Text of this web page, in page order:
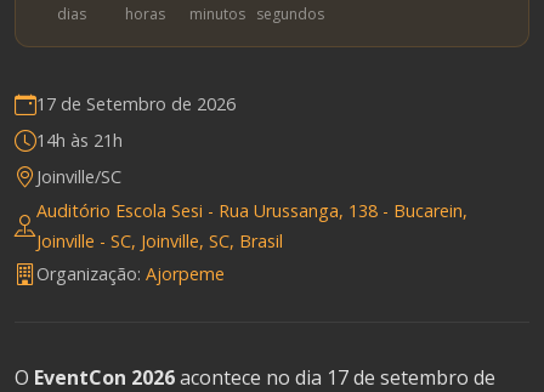
dias horas minutos segundos
17 de Setembro de 2026
14h às 21h
Joinville/SC
Auditório Escola Sesi - Rua Urussanga, 138 - Bucarein,
Joinville - SC, Joinville, SC, Brasil
Organização: Ajorpeme
O EventCon 2026acontece no dia 17 de setembro de